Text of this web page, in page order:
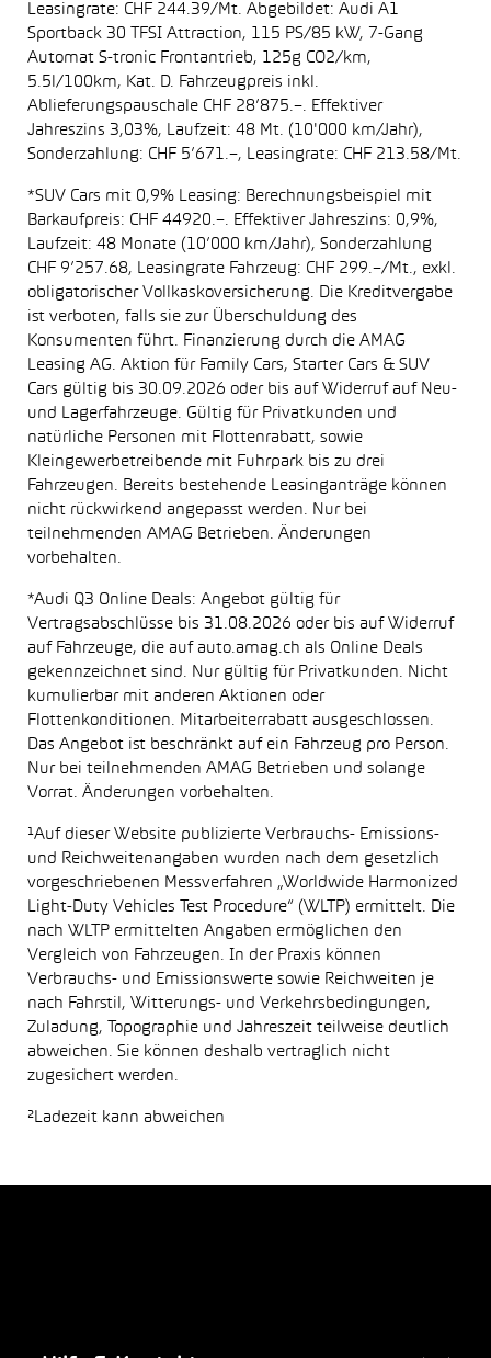
Leasingrate: CHF 244.39/Mt. Abgebildet: Audi A1
Sportback 30 TFSI Attraction, 115 PS/85 kW, 7-Gang
Automat S-tronic Frontantrieb, 125g CO2/km,
5.5l/100km, Kat. D. Fahrzeugpreis inkl.
Ablieferungspauschale CHF 28’875.–. Effektiver
Jahreszins 3,03%, Laufzeit: 48 Mt. (10'000 km/Jahr),
Sonderzahlung: CHF 5’671.–, Leasingrate: CHF 213.58/Mt.
*SUV Cars mit 0,9% Leasing: Berechnungsbeispiel mit
Barkaufpreis: CHF 44920.–. Effektiver Jahreszins: 0,9%,
Laufzeit: 48 Monate (10’000 km/Jahr), Sonderzahlung
CHF 9’257.68, Leasingrate Fahrzeug: CHF 299.–/Mt., exkl.
obligatorischer Vollkaskoversicherung. Die Kreditvergabe
ist verboten, falls sie zur Überschuldung des
Konsumenten führt. Finanzierung durch die AMAG
Leasing AG. Aktion für Family Cars, Starter Cars & SUV
Cars gültig bis 30.09.2026 oder bis auf Widerruf auf Neu-
und Lagerfahrzeuge. Gültig für Privatkunden und
natürliche Personen mit Flottenrabatt, sowie
Kleingewerbetreibende mit Fuhrpark bis zu drei
Fahrzeugen. Bereits bestehende Leasinganträge können
nicht rückwirkend angepasst werden. Nur bei
teilnehmenden AMAG Betrieben. Änderungen
vorbehalten.
*Audi Q3 Online Deals: Angebot gültig für
Vertragsabschlüsse bis 31.08.2026 oder bis auf Widerruf
auf Fahrzeuge, die auf auto.amag.ch als Online Deals
gekennzeichnet sind. Nur gültig für Privatkunden. Nicht
kumulierbar mit anderen Aktionen oder
Flottenkonditionen. Mitarbeiterrabatt ausgeschlossen.
Das Angebot ist beschränkt auf ein Fahrzeug pro Person.
Nur bei teilnehmenden AMAG Betrieben und solange
Vorrat. Änderungen vorbehalten.
¹Auf dieser Website publizierte Verbrauchs- Emissions-
und Reichweitenangaben wurden nach dem gesetzlich
vorgeschriebenen Messverfahren „Worldwide Harmonized
Light-Duty Vehicles Test Procedure“ (WLTP) ermittelt. Die
nach WLTP ermittelten Angaben ermöglichen den
Vergleich von Fahrzeugen. In der Praxis können
Verbrauchs- und Emissionswerte sowie Reichweiten je
nach Fahrstil, Witterungs- und Verkehrsbedingungen,
Zuladung, Topographie und Jahreszeit teilweise deutlich
abweichen. Sie können deshalb vertraglich nicht
zugesichert werden.
²Ladezeit kann abweichen